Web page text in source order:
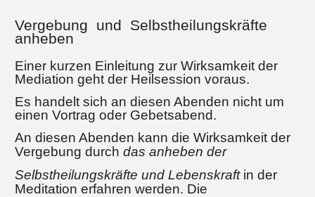
Vergebung und Selbstheilungskräfte
anheben
Einer kurzen Einleitung zur Wirksamkeit der
Mediation geht der Heilsession voraus.
Es handelt sich an diesen Abenden nicht um
einen Vortrag oder Gebetsabend.
An diesen Abenden kann die Wirksamkeit der
Vergebung durch das anheben der
Selbstheilungskräfte und Lebenskraft in der
Meditation erfahren werden. Die